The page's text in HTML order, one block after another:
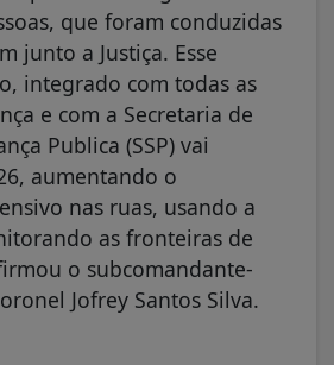
que foram conduzidas
junto a Justiça. Esse
integrado com todas as
e com a Secretaria de
Publica (SSP) vai
aumentando o
nas ruas, usando a
as fronteiras de
o subcomandante-
Jofrey Santos Silva.